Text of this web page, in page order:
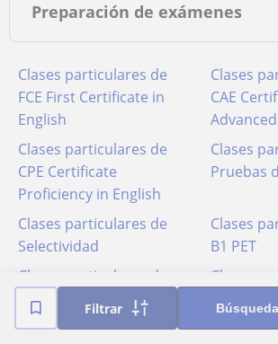
Filtrar
Preparación de exámenes
Clases particulares de
FCE First Certificate in
English
Clases
CAE
Clases particulares de
CPE Certificate
Proficiency in English
Clases
Pruebas
Clases particulares de
Selectividad
Clases
B1 PET
Clases particulares de
Graduado en ESO (para
adultos)
Clases